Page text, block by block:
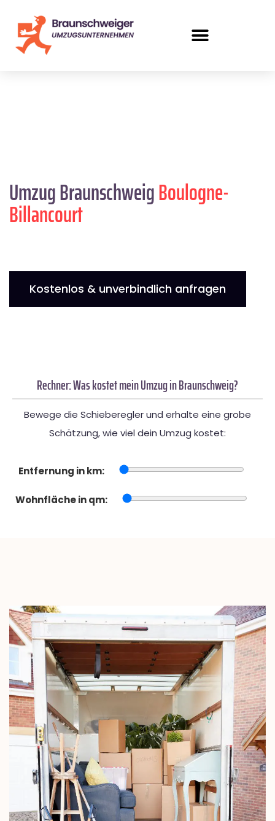
Umzug BraunschweigBoulogne-
Billancourt
Kostenlos & unverbindlich anfragen
Rechner: Was kostet mein Umzug in Braunschweig?
Bewege die Schieberegler und erhalte eine grobe
Schätzung, wie viel dein Umzug kostet:
Entfernung in km:
Wohnfläche in qm: